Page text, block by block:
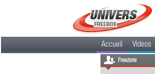
Accueil Videos
Freezone